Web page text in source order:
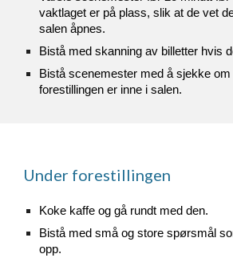
vaktlaget er på plass, slik at de vet
salen åpnes.
Bistå med skanning av billetter hvis
Bistå scenemester med å sjekke
forestillingen er inne i salen.
Under forestillingen
Koke kaffe og gå rundt med den.
Bistå med små og store spørsmål
opp.